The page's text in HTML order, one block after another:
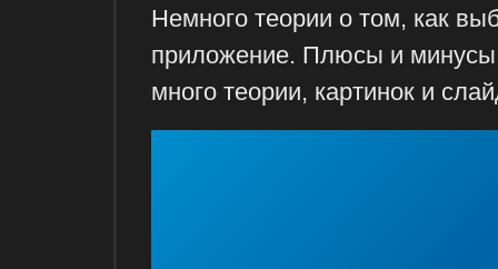
Немного теории о том, как
приложение. Плюсы и
много теории, картинок и